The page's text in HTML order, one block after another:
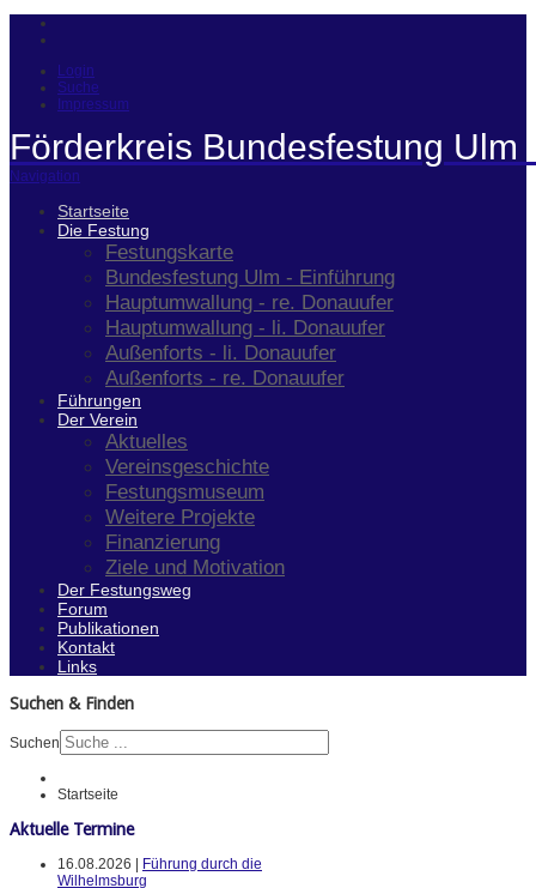
Login
Suche
Impressum
Förderkreis Bundesfestung Ulm
Navigation
Startseite
Die Festung
Festungskarte
Bundesfestung Ulm - Einführung
Hauptumwallung - re. Donauufer
Hauptumwallung - li. Donauufer
Außenforts - li. Donauufer
Außenforts - re. Donauufer
Führungen
Der Verein
Aktuelles
Vereinsgeschichte
Festungsmuseum
Weitere Projekte
Finanzierung
Ziele und Motivation
Der Festungsweg
Forum
Publikationen
Kontakt
Links
Suchen & Finden
Suchen
Startseite
Aktuelle Termine
16.08.2026 |
Führung durch die
Wilhelmsburg